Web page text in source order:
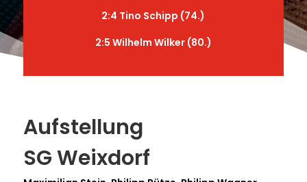
2:4 Tino Schipp (74.)
2:5 Wilhelm Wilker (80.)
Aufstellung
SG Weixdorf